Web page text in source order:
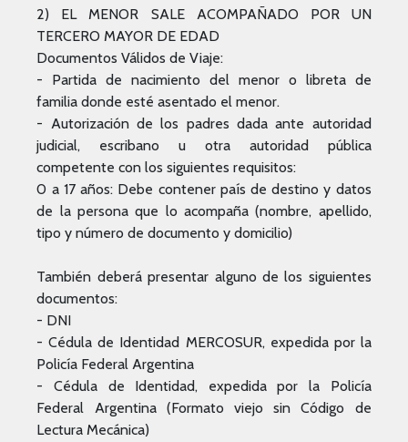
2) EL MENOR SALE ACOMPAÑADO POR UN
TERCERO MAYOR DE EDAD
Documentos Válidos de Viaje:
- Partida de nacimiento del menor o libreta de
familia donde esté asentado el menor.
- Autorización de los padres dada ante autoridad
judicial, escribano u otra autoridad pública
competente con los siguientes requisitos:
0 a 17 años: Debe contener país de destino y datos
de la persona que lo acompaña (nombre, apellido,
tipo y número de documento y domicilio)
También deberá presentar alguno de los siguientes
documentos:
- DNI
- Cédula de Identidad MERCOSUR, expedida por la
Policía Federal Argentina
- Cédula de Identidad, expedida por la Policía
Federal Argentina (Formato viejo sin Código de
Lectura Mecánica)